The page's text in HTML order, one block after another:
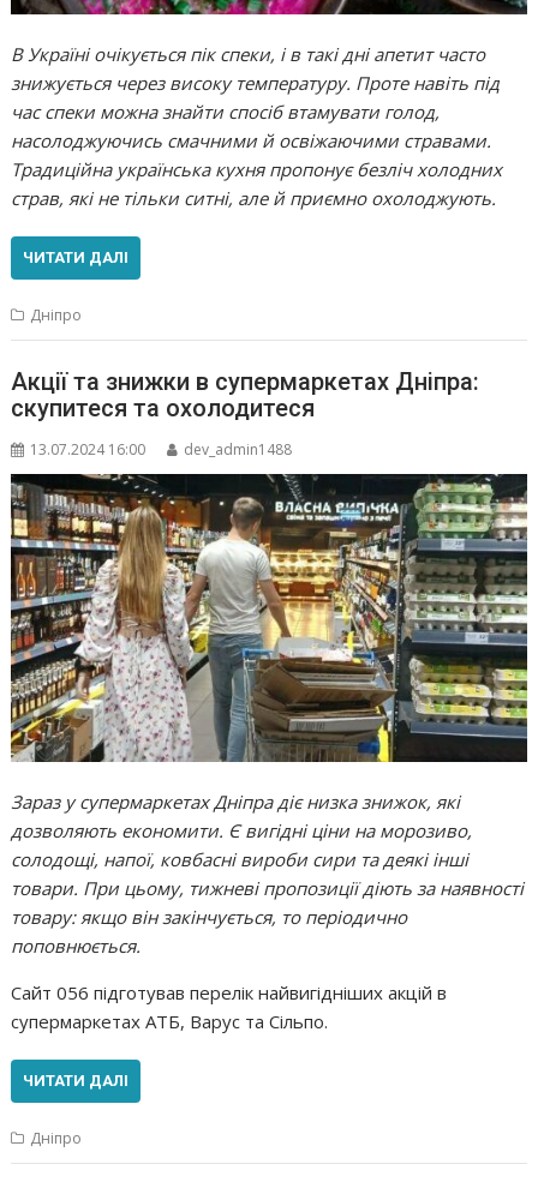
В Україні очікується пік спеки, і в такі дні апетит часто
знижується через високу температуру. Проте навіть під
час спеки можна знайти спосіб втамувати голод,
насолоджуючись смачними й освіжаючими стравами.
Традиційна українська кухня пропонує безліч холодних
страв, які не тільки ситні, але й приємно охолоджують.
ЧИТАТИ ДАЛІ
Дніпро
Акції та знижки в супермаркетах Дніпра:
скупитеся та охолодитеся
13.07.2024 16:00 dev_admin1488
Зараз у супермаркетах Дніпра діє низка знижок, які
дозволяють економити. Є вигідні ціни на морозиво,
солодощі, напої, ковбасні вироби сири та деякі інші
товари. При цьому, тижневі пропозиції діють за наявності
товару: якщо він закінчується, то періодично
поповнюється.
Сайт 056 підготував перелік найвигідніших акцій в
супермаркетах АТБ, Варус та Сільпо.
ЧИТАТИ ДАЛІ
Дніпро